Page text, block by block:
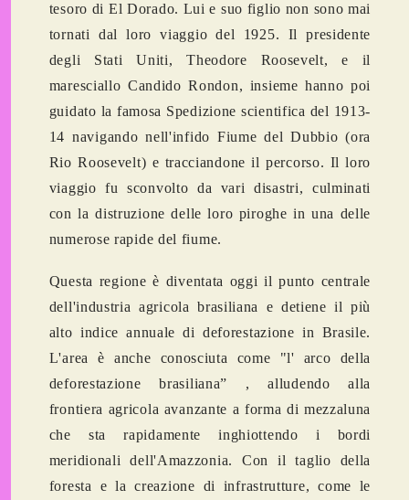
tesoro di El Dorado. Lui e suo figlio non sono mai
tornati dal loro viaggio del 1925. Il presidente
degli Stati Uniti, Theodore Roosevelt, e il
maresciallo Candido Rondon, insieme hanno poi
guidato la famosa Spedizione scientifica del 1913-
14 navigando nell'infido Fiume del Dubbio (ora
Rio Roosevelt) e tracciandone il percorso. Il loro
viaggio fu sconvolto da vari disastri, culminati
con la distruzione delle loro piroghe in una delle
numerose rapide del fiume.
Questa regione è diventata oggi il punto centrale
dell'industria agricola brasiliana e detiene ilpiù
alto indice annuale di deforestazione in Brasile.
L'area è anche conosciuta come "l' arco della
deforestazione brasiliana” , alludendo alla
frontiera agricola avanzante a forma di mezzaluna
che sta rapidamente inghiottendo i bordi
meridionali dell'Amazzonia. Con il taglio della
foresta e la creazione di infrastrutture, come le